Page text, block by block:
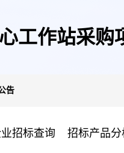
工作站采购
告
招标查询 招标产品分